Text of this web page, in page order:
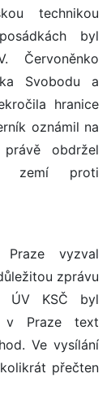
technikou
byl
Červoněnko
Svobodu a
hranice
oznámil na
obdržel
zemí proti
vyzval
zprávu
ÚV KSČ byl
v Praze text
Ve vysílání
přečten